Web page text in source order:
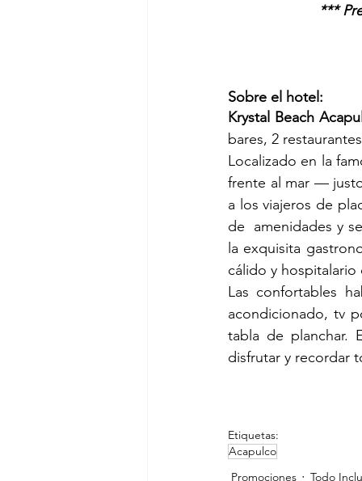
***
Sobre el hotel:
Krystal Beach
bares, 2
Localizado en la
frente al mar —
a los viajeros de
de  amenidades y
la exquisita
cálido y
Las confortables
acondicionado, tv
tabla de planchar.
disfrutar y recordar
Etiquetas:
Acapulco
Promociones
Todo